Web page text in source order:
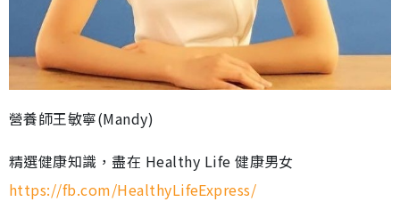
營養師王敏寧(Mandy)
精選健康知識，盡在 Healthy Life 健康男女
https://fb.com/HealthyLifeExpress/